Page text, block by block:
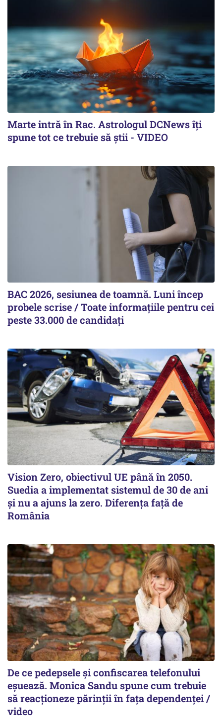
Marte intră în Rac. Astrologul DCNews îți
spune tot ce trebuie să știi - VIDEO
BAC 2026, sesiunea de toamnă. Luni încep
probele scrise / Toate informațiile pentru cei
peste 33.000 de candidați
Vision Zero, obiectivul UE până în 2050.
Suedia a implementat sistemul de 30 de ani
şi nu a ajuns la zero. Diferenţa faţă de
România
De ce pedepsele și confiscarea telefonului
eșuează. Monica Sandu spune cum trebuie
să reacționeze părinții în fața dependenței /
video